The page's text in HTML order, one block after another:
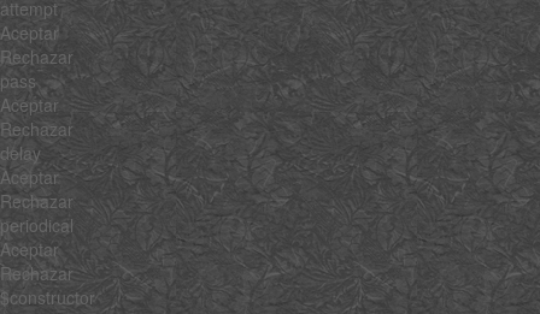
attempt
Aceptar
Rechazar
pass
Aceptar
Rechazar
delay
Aceptar
Rechazar
periodical
Aceptar
Rechazar
$constructor